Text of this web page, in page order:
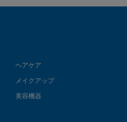
ヘアケア
メイクアップ
美容機器